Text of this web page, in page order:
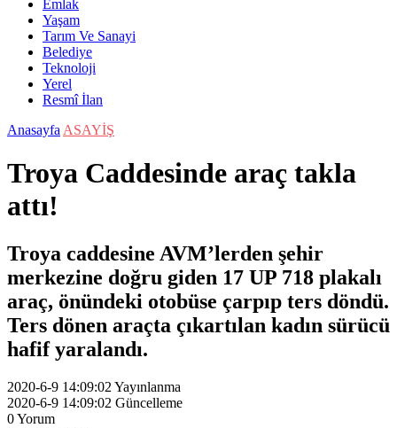
Emlak
Yaşam
Tarım Ve Sanayi
Belediye
Teknoloji
Yerel
Resmî İlan
Anasayfa ASAYİŞ
Troya Caddesinde araç takla
attı!
Troya caddesine AVM’lerden şehir
merkezine doğru giden 17 UP 718 plakalı
araç, önündeki otobüse çarpıp ters döndü.
Ters dönen araçta çıkartılan kadın sürücü
hafif yaralandı.
2020-6-9 14:09:02 Yayınlanma
2020-6-9 14:09:02 Güncelleme
0Yorum